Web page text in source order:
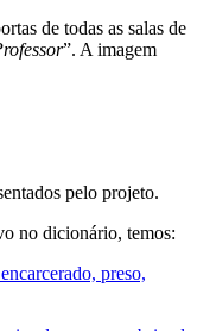
de todas as salas de
”. A imagem
pelo projeto.
no dicionário, temos:
preso,